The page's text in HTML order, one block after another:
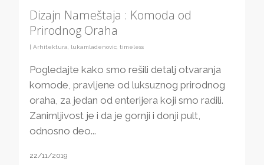
Dizajn Nameštaja : Komoda od
Prirodnog Oraha
| Arhitektura lukamladenovic timeless
Pogledajte kako smo rešili detalj otvaranja
komode, pravljene od luksuznog prirodnog
oraha, za jedan od enterijera koji smo radili.
Zanimljivost je i da je gornji i donji pult,
odnosno deo...
22/11/2019